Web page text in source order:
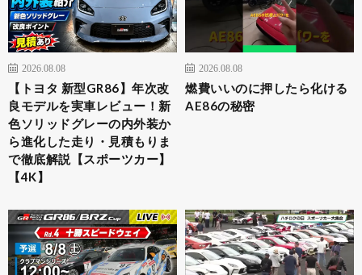
2026.08.08
【トヨタ 新型GR86】年次改
良モデルを実車レビュー！新
色ソリッドグレーの内外装か
ら進化した走り・見積もりま
で徹底解説【スポーツカー】
【4K】
2026.08.08
燃費いいのに押したら化ける
AE86の秘密